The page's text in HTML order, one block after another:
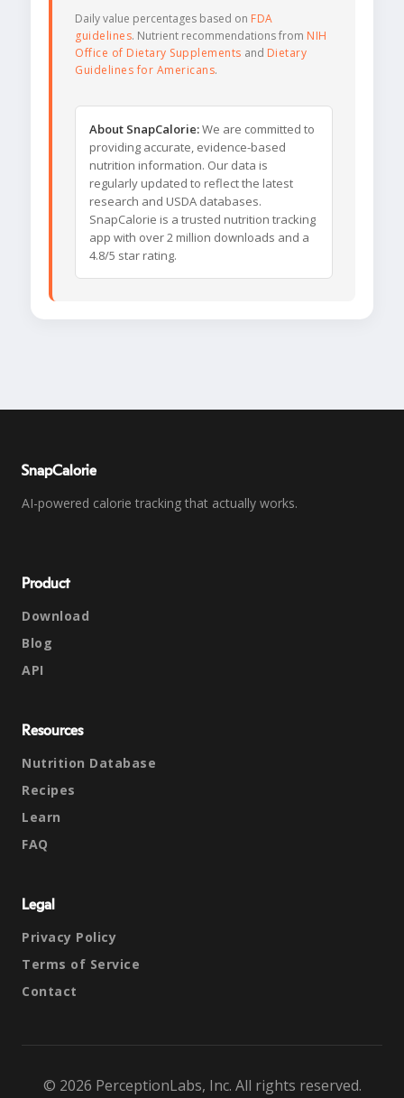
Daily value percentages based on FDA
guidelines. Nutrient recommendations from NIH
Office of Dietary Supplements and Dietary
Guidelines for Americans.
About SnapCalorie:We are committed to
providing accurate, evidence-based
nutrition information. Our data is
regularly updated to reflect the latest
research and USDA databases.
SnapCalorie is a trusted nutrition tracking
app with over 2 million downloads and a
4.8/5 star rating.
SnapCalorie
AI-powered calorie tracking that actually works.
Product
Download
Blog
API
Resources
Nutrition Database
Recipes
Learn
FAQ
Legal
Privacy Policy
Terms of Service
Contact
© 2026 PerceptionLabs, Inc. All rights reserved.